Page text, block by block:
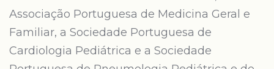
Associação Portuguesa de Medicina Geral e
Familiar, a Sociedade Portuguesa de
Cardiologia Pediátrica e a Sociedade